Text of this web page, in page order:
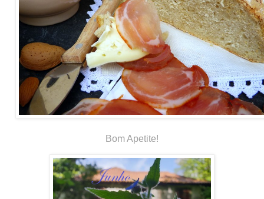
Bom Apetite!